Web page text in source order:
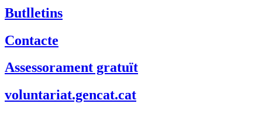
Butlletins
Contacte
Assessorament gratuït
voluntariat.gencat.cat